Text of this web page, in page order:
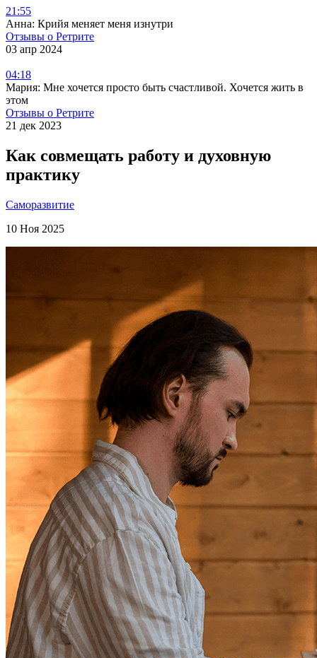
21:55
Анна: Крийя меняет меня изнутри
Отзывы о Ретрите
03 апр 2024
04:18
Мария: Мне хочется просто быть счастливой. Хочется жить в
этом
Отзывы о Ретрите
21 дек 2023
Как совмещать работу и духовную
практику
Саморазвитие
10 Ноя 2025